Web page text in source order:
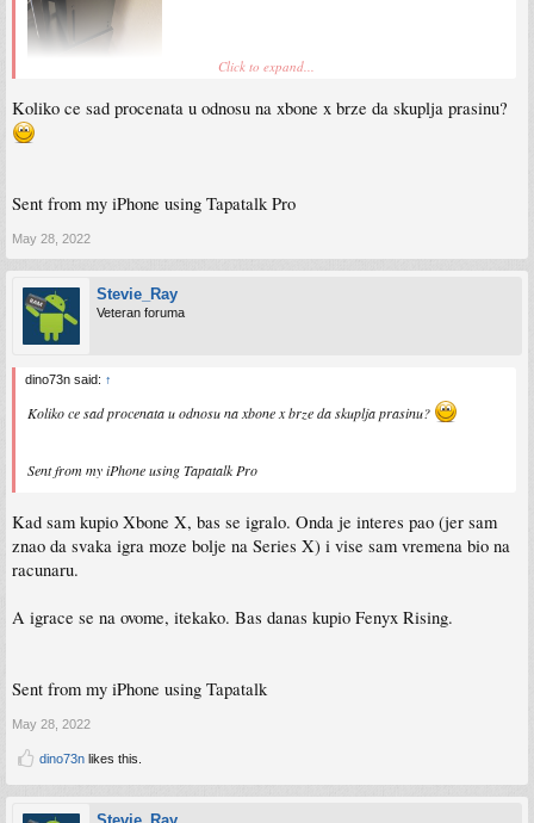
PC upgrade ce da priceka.
Click to expand...
Koliko ce sad procenata u odnosu na xbone x brze da skuplja prasinu?
Sent from my iPhone using Tapatalk Pro
May 28, 2022
Stevie_Ray
Veteran foruma
dino73n said: ↑
Koliko ce sad procenata u odnosu na xbone x brze da skuplja prasinu?
Sent from my iPhone using Tapatalk Pro
Kad sam kupio Xbone X, bas se igralo. Onda je interes pao (jer sam
znao da svaka igra moze bolje na Series X) i vise sam vremena bio na
racunaru.
A igrace se na ovome, itekako. Bas danas kupio Fenyx Rising.
Sent from my iPhone using Tapatalk
May 28, 2022
dino73n likes this.